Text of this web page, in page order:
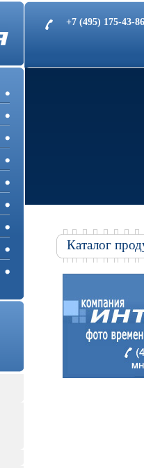
+7 (495) 175-43-
Каталог